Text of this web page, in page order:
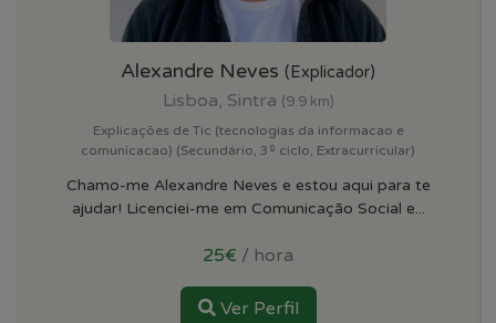
Alexandre Neves (Explicador)
Lisboa, Sintra (9.9 km)
Explicações de Tic (tecnologias da informacao e
comunicacao) (Secundário, 3º ciclo, Extracurricular)
Chamo-me Alexandre Neves e estou aqui para te
ajudar! Licenciei-me em Comunicação Social e...
25€ / hora
Ver Perfil